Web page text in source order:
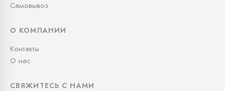
Самовывоз
О КОМПАНИИ
Контакты
О нас
СВЯЖИТЕСЬ С НАМИ